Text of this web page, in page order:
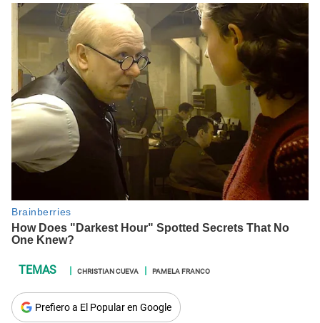
CHRISTIAN CUEVA PAMELA FRANCO
Prefiero a El Popular en Google